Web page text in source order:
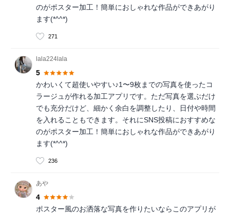
のがポスター加工！簡単におしゃれな作品ができあがり
ます(*^^*)
271
lala224lala
5
かわいくて超使いやすい♪1〜9枚までの写真を使ったコ
ラージュが作れる加工アプリです。ただ写真を選ぶだけ
でも充分だけど、細かく余白を調整したり、日付や時間
を入れることもできます。それにSNS投稿におすすめな
のがポスター加工！簡単におしゃれな作品ができあがり
ます(*^^*)
236
あや
4
ポスター風のお洒落な写真を作りたいならこのアプリが